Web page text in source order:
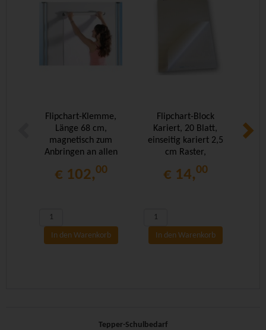
Flipchart-Klemme,
Länge 68 cm,
magnetisch zum
Anbringen an allen
Stahltafeln
€ 102,00
In den Warenkorb
Flipchart-Block
Kariert, 20 Blatt,
einseitig kariert 2,5
cm Raster,
€ 14,00
In den Warenkorb
Tepper-Schulbedarf